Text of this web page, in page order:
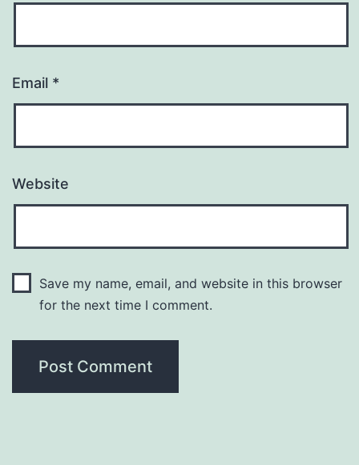
Email *
Website
Save my name, email, and website in this browser
for the next time I comment.